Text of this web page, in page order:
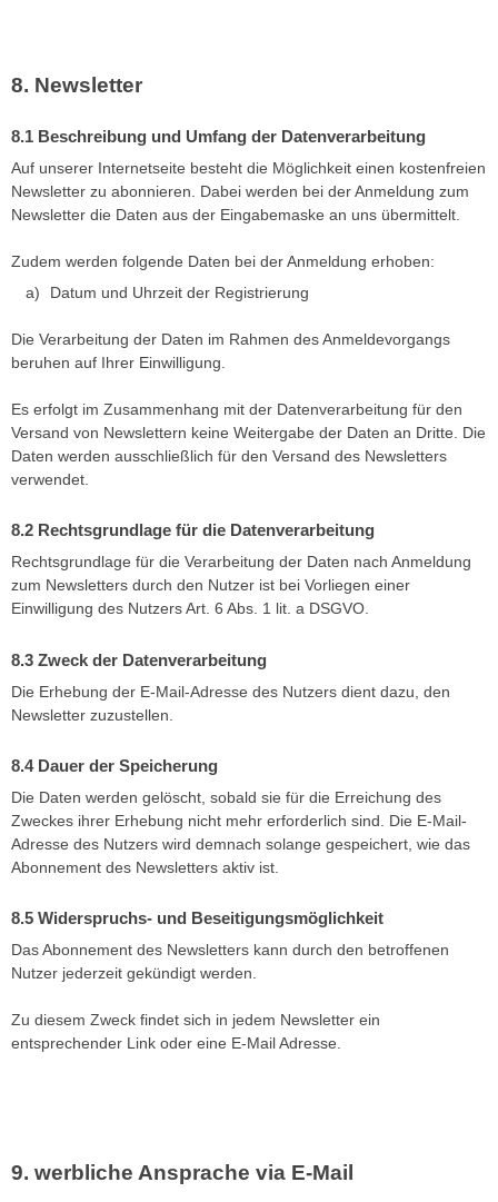
Newsletter
Beschreibung und Umfang der Datenverarbeitung
Auf unserer Internetseite besteht die Möglichkeit einen kostenfreien
Newsletter zu abonnieren. Dabei werden bei der Anmeldung zum
Newsletter die Daten aus der Eingabemaske an uns übermittelt.
Zudem werden folgende Daten bei der Anmeldung erhoben:
Datum und Uhrzeit der Registrierung
Die Verarbeitung der Daten im Rahmen des Anmeldevorgangs
beruhen auf Ihrer Einwilligung.
Es erfolgt im Zusammenhang mit der Datenverarbeitung für den
Versand von Newslettern keine Weitergabe der Daten an Dritte. Die
Daten werden ausschließlich für den Versand des Newsletters
verwendet.
Rechtsgrundlage für die Datenverarbeitung
Rechtsgrundlage für die Verarbeitung der Daten nach Anmeldung
zum Newsletters durch den Nutzer ist bei Vorliegen einer
Einwilligung des Nutzers Art. 6 Abs. 1 lit. a DSGVO.
Zweck der Datenverarbeitung
Die Erhebung der E-Mail-Adresse des Nutzers dient dazu, den
Newsletter zuzustellen.
Dauer der Speicherung
Die Daten werden gelöscht, sobald sie für die Erreichung des
Zweckes ihrer Erhebung nicht mehr erforderlich sind. Die E-Mail-
Adresse des Nutzers wird demnach solange gespeichert, wie das
Abonnement des Newsletters aktiv ist.
Widerspruchs- und Beseitigungsmöglichkeit
Das Abonnement des Newsletters kann durch den betroffenen
Nutzer jederzeit gekündigt werden.
Zu diesem Zweck findet sich in jedem Newsletter ein
entsprechender Link oder eine E-Mail Adresse.
werbliche Ansprache via E-Mail